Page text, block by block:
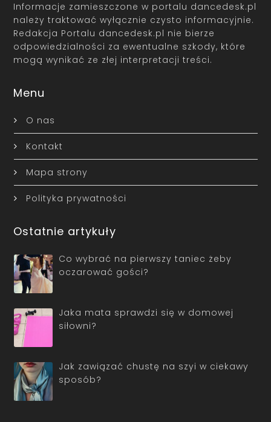
Informacje zamieszczone w portalu dancedesk.pl
należy traktować wyłącznie czysto informacyjnie.
Redakcja Portalu dancedesk.pl nie bierze
odpowiedzialności za ewentualne szkody, które
mogą wynikać ze złej interpretacji treści.
Menu
O nas
Kontakt
Mapa strony
Polityka prywatności
Ostatnie artykuły
Co wybrać na pierwszy taniec żeby
oczarować gości?
Jaka mata sprawdzi się w domowej
siłowni?
Jak zawiązać chustę na szyi w ciekawy
sposób?